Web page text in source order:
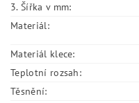
3. Šířka v mm:
Materiál:
Materiál klece:
Teplotní rozsah:
Těsnění: